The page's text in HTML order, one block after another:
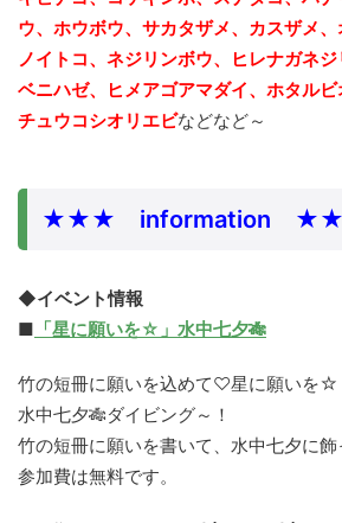
ウ、ホウボウ、サカタザメ、カスザメ
ノイトコ、ネジリンボウ、ヒレナガネジ
ベニハゼ、ヒメアゴアマダイ、ホタル
チュウコシオリエビなどなど～
★★★ information
◆イベント情報
■ 「星に願いを☆」水中七夕🎋
竹の短冊に願いを込めて♡星に願いを☆
水中七夕🎋ダイビング～！
竹の短冊に願いを書いて、水中七夕に飾
参加費は無料です。